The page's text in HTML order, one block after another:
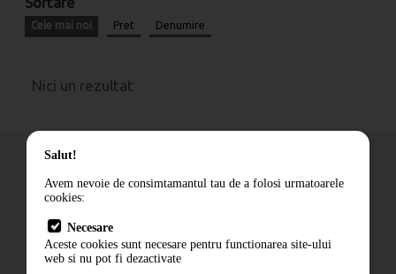
Cele mai noi Pret Denumire
Nici un rezultat
Cum comand
Livrare
Contact
Salut!
Avem nevoie de consimtamantul tau de a folosi urmatoarele
cookies:
Necesare
Aceste cookies sunt necesare pentru functionarea site-ului
web si nu pot fi dezactivate